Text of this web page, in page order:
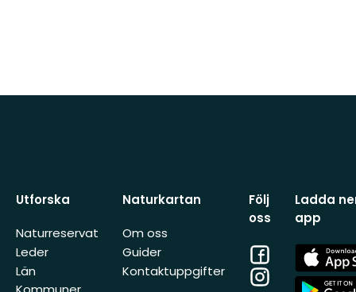
Utforska
Naturreservat
Leder
Län
Naturkartan
Om oss
Guider
Kontaktuppgifter
Följ
oss
Facebook
Instagram
Ladda
app
App
Store
App